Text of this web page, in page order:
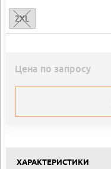
2XL
Цена по запросу
ХАРАКТЕРИСТИКИ